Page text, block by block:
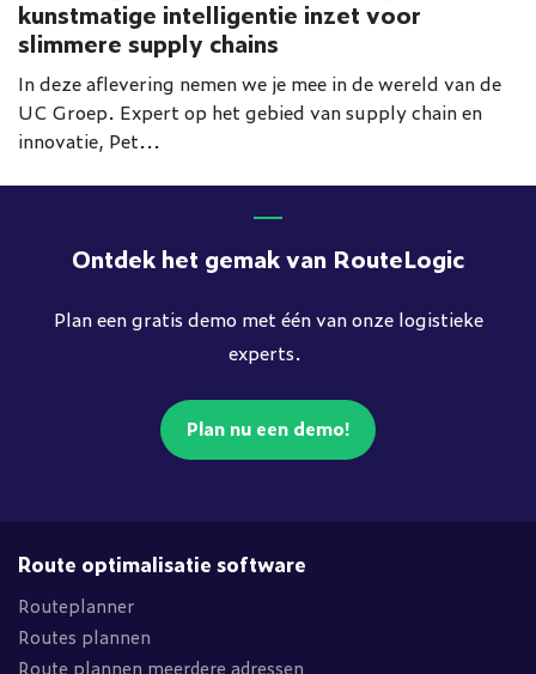
kunstmatige intelligentie inzet voor
slimmere supply chains
In deze aflevering nemen we je mee in de wereld van de
UC Groep. Expert op het gebied van supply chain en
innovatie, Pet...
Ontdek het gemak van RouteLogic
Plan een gratis demo met één van onze logistieke
experts.
Plan nu een demo!
Route optimalisatie software
Routeplanner
Routes plannen
Route plannen meerdere adressen